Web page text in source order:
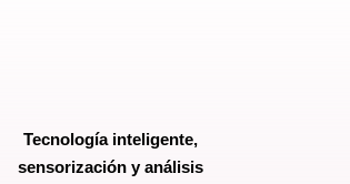
Tecnología inteligente,
sensorización y análisis